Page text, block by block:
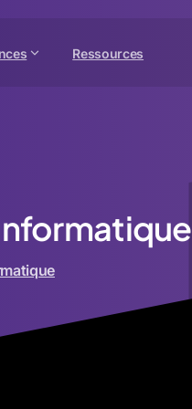
Ressources